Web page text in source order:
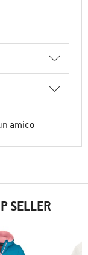
amico
SELLER